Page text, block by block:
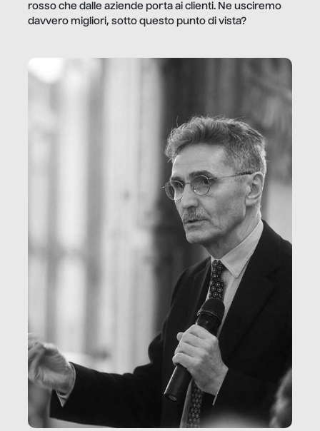
rosso che dalle aziende porta ai clienti. Ne usciremo
davvero migliori, sotto questo punto di vista?